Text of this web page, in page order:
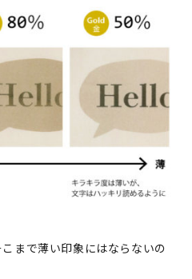
まで薄い印象にはならないの